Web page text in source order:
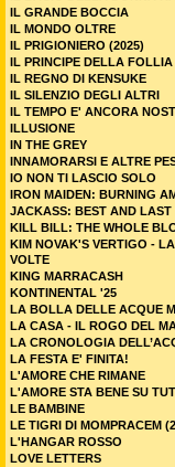
IL GRANDE BOCCIA
IL MONDO OLTRE
IL PRIGIONIERO (2025)
IL PRINCIPE DELLA FOLLIA
IL REGNO DI KENSUKE
IL SILENZIO DEGLI ALTRI
IL TEMPO E' ANCORA
ILLUSIONE
IN THE GREY
INNAMORARSI E ALTRE
IO NON TI LASCIO SOLO
IRON MAIDEN: BURNING
JACKASS: BEST AND LAST
KILL BILL: THE WHOLE
KIM NOVAK'S VERTIGO -
VOLTE
KING MARRACASH
KONTINENTAL '25
LA BOLLA DELLE ACQUE
LA CASA - IL ROGO DEL
LA CRONOLOGIA
LA FESTA E' FINITA!
L'AMORE CHE RIMANE
L'AMORE STA BENE SU
LE BAMBINE
LE TIGRI DI MOMPRACEM
L'HANGAR ROSSO
LOVE LETTERS